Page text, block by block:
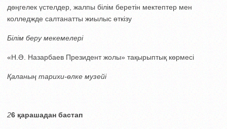
дөңгелек үстелдер, жалпы білім беретін мектептер мен
колледжде салтанатты жиылыс өткізу
Білім беру мекемелері
«Н.Ә. Назарбаев Президент жолы» тақырыптық көрмесі
Қаланың тарихи-өлке музейі
26 қарашадан бастап